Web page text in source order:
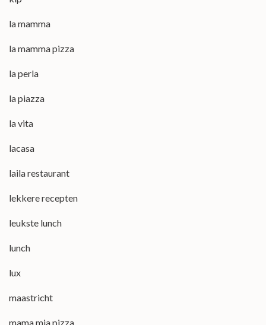
la mamma
la mamma pizza
la perla
la piazza
la vita
lacasa
laila restaurant
lekkere recepten
leukste lunch
lunch
lux
maastricht
mama mia pizza